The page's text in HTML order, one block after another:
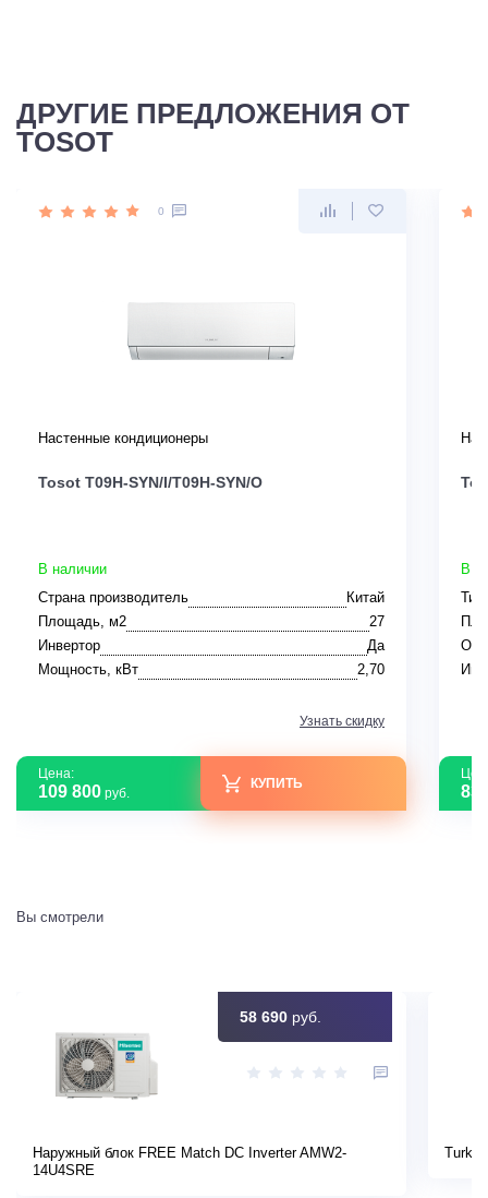
ДРУГИЕ ПРЕДЛОЖЕНИЯ ОТ
TOSOT
0
Настенные кондиционеры
Tosot T09H-SYN/I/T09H-SYN/O
В наличии
Страна производитель
Китай
Площадь, м2
27
Инвертор
Да
Мощность, кВт
2,70
Узнать скидку
Цена:
109 800 руб.
КУПИТЬ
В
Тип
83
Вы смотрели
58 690 руб.
Наружный блок FREE Match DC Inverter AMW2-
14U4SRE